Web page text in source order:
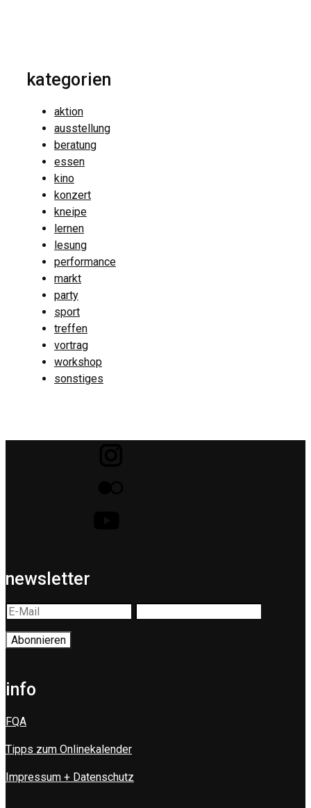
kategorien
aktion
ausstellung
beratung
essen
kino
konzert
kneipe
lernen
lesung
performance
markt
party
sport
treffen
vortrag
workshop
sonstiges
newsletter
info
FQA
Tipps zum Onlinekalender
Impressum + Datenschutz